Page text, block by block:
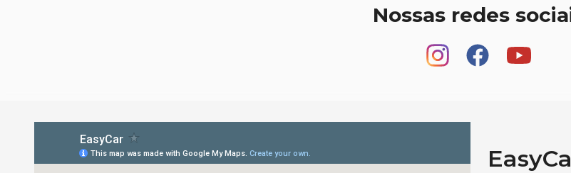
Nossas redes